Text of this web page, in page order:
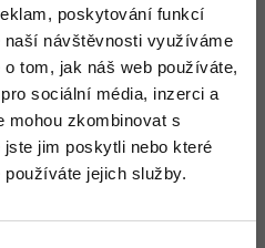
poskytování funkcí
návštěvnosti využíváme
tom, jak náš web používáte,
sociální média, inzerci a
mohou zkombinovat s
jim poskytli nebo které
jejich služby.
popisuje vývoj
produktu nebo jeho
využít za účelem zisku
sféry IT odvětví.
zpřístupňujeme
členům komunity
na profesionály v